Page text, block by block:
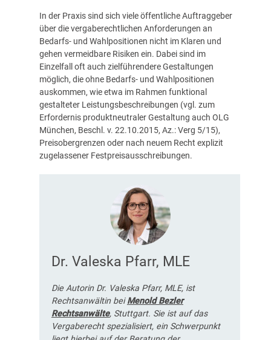
In der Praxis sind sich viele öffentliche Auftraggeber
über die vergaberechtlichen Anforderungen an
Bedarfs- und Wahlpositionen nicht im Klaren und
gehen vermeidbare Risiken ein. Dabei sind im
Einzelfall oft auch zielführendere Gestaltungen
möglich, die ohne Bedarfs- und Wahlpositionen
auskommen, wie etwa im Rahmen funktional
gestalteter Leistungsbeschreibungen (vgl. zum
Erfordernis produktneutraler Gestaltung auch OLG
München, Beschl. v. 22.10.2015, Az.: Verg 5/15),
Preisobergrenzen oder nach neuem Recht explizit
zugelassener Festpreisausschreibungen.
Dr. Valeska Pfarr, MLE
Die Autorin Dr. Valeska Pfarr, MLE, ist
Rechtsanwältin beiMenold Bezler
Rechtsanwälte, Stuttgart. Sie ist auf das
Vergaberecht spezialisiert, ein Schwerpunkt